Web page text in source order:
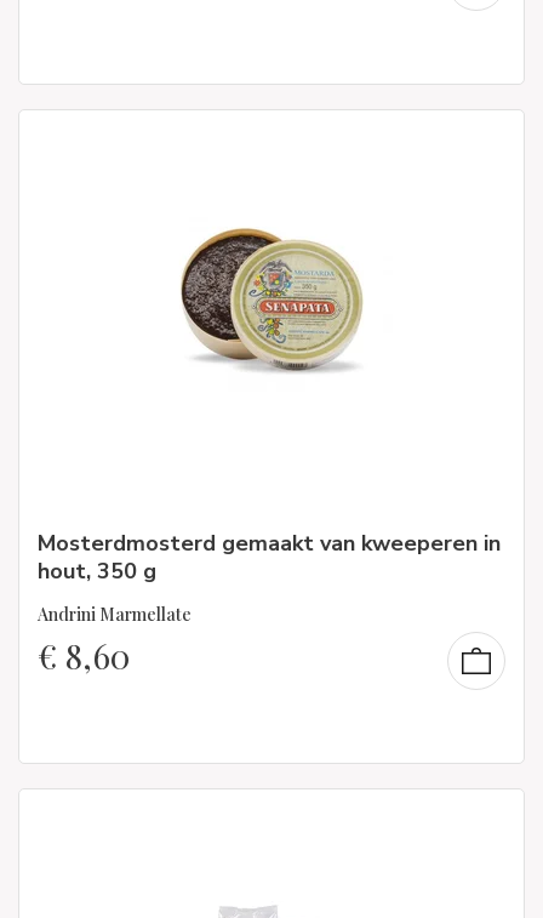
Mosterdmosterd gemaakt van kweeperen in
hout, 350 g
Andrini Marmellate
€ 8,60